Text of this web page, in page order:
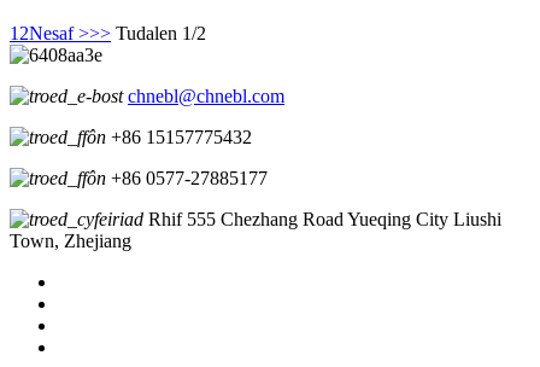
1 2Nesaf >>> Tudalen 1/2
chnebl@chnebl.com
+86 15157775432
+86 0577-27885177
Rhif 555 Chezhang Road Yueqing City Liushi
Town, Zhejiang